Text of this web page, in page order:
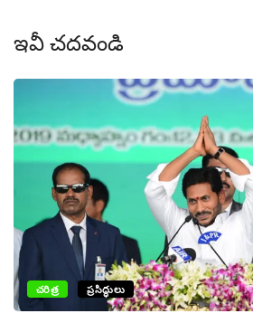
ఇవీ చదవండి
చరిత్ర ప్రసిద్ధులు